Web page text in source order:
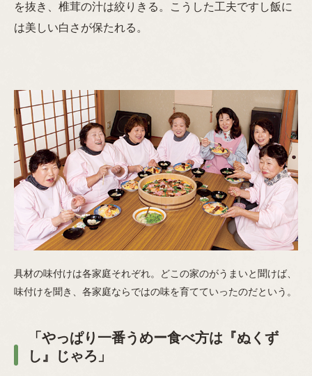
を抜き、椎茸の汁は絞りきる。こうした工夫ですし飯に
は美しい白さが保たれる。
具材の味付けは各家庭それぞれ。どこの家のがうまいと聞けば、
味付けを聞き、各家庭ならではの味を育てていったのだという。
「やっぱり一番うめー食べ方は『ぬくず
し』じゃろ」